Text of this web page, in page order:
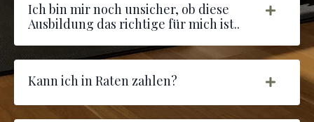
Ich bin mir noch unsicher, ob diese
Ausbildung das richtige für mich ist..
Kann ich in Raten zahlen?